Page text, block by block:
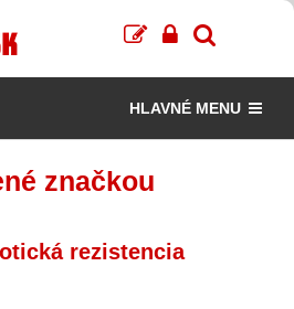
HLAVNÉ MENU
značkou
rezistencia